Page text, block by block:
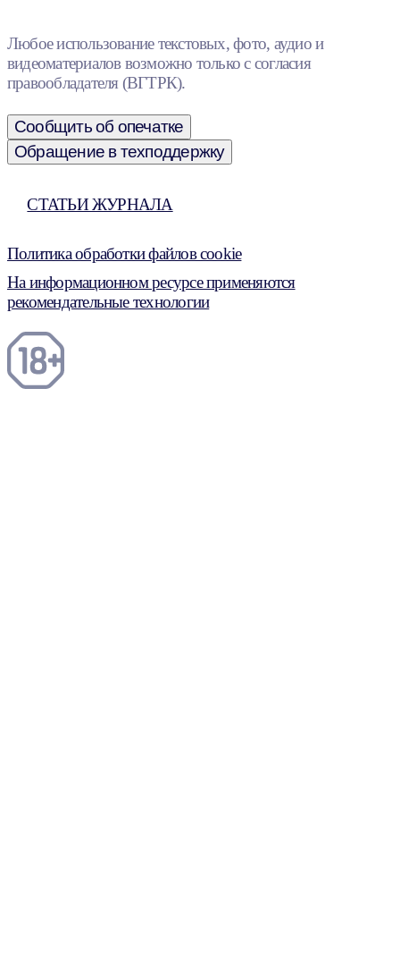
Любое использование текстовых, фото, аудио и
видеоматериалов возможно только с согласия
правообладателя (ВГТРК).
Сообщить об опечатке
Обращение в техподдержку
СТАТЬИ ЖУРНАЛА
Политика обработки файлов cookie
На информационном ресурсе применяются
рекомендательные технологии